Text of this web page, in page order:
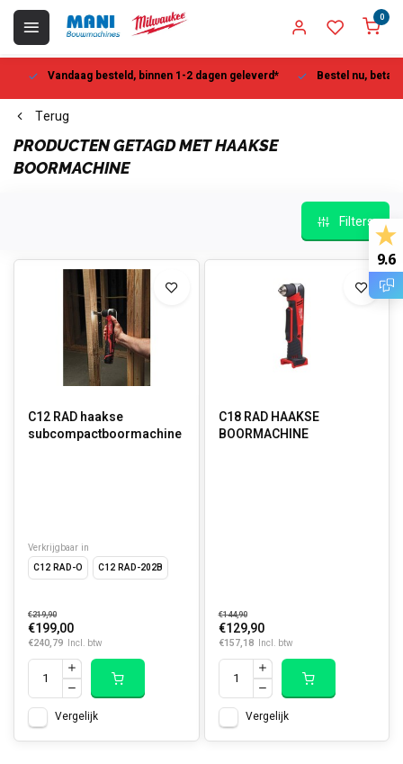
0
Vandaag besteld, binnen 1-2 dagen geleverd* Bestel nu, betaal
Terug
PRODUCTEN GETAGD MET HAAKSE
BOORMACHINE
Filters
C12 RAD haakse
subcompactboormachine
Verkrijgbaar in
C12 RAD-O
C12 RAD-202B
€219,90
€199,00
€240,79 Incl. btw
Vergelijk
C18 RAD HAAKSE
BOORMACHINE
€144,90
€129,90
€157,18 Incl. btw
Vergelijk
9.6